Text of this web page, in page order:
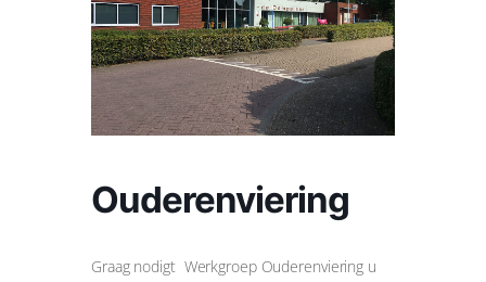
Ouderenviering
Graag nodigt Werkgroep Ouderenviering u